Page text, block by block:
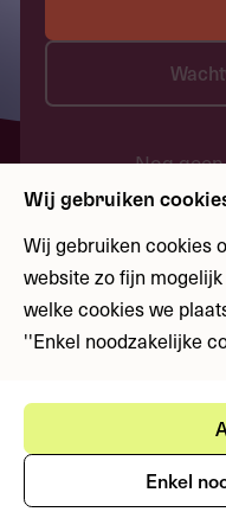
Nog
Wij gebruiken
Wij gebruiken cookies
website zo fijn
welke cookies we
''Enkel noodzakelijke
Enkel